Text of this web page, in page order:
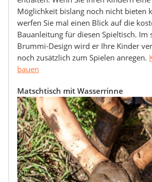
Möglichkeit bislang noch nicht bieten
werfen Sie mal einen Blick auf die
Bauanleitung für diesen Spieltisch. Im
Brummi-Design wird er Ihre Kinder
noch zusätzlich zum Spielen anregen.
bauen
Matschtisch mit Wasserrinne